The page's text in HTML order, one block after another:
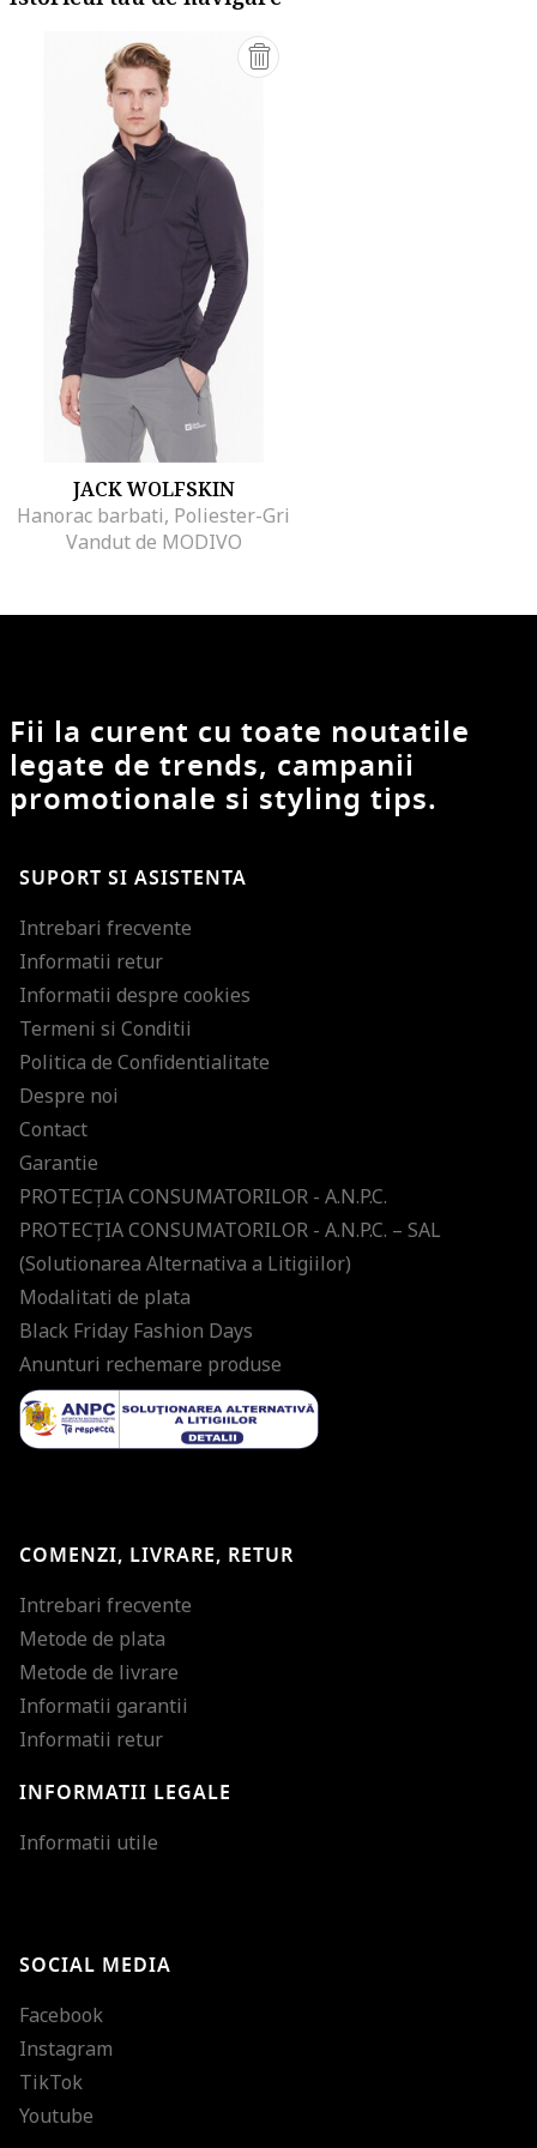
JACK WOLFSKIN
Hanorac barbati, Poliester-Gri
Vandut de MODIVO
Fii la curent cu toate noutatile
legate de trends, campanii
promotionale si styling tips.
SUPORT SI ASISTENTA
Intrebari frecvente
Informatii retur
Informatii despre cookies
Termeni si Conditii
Politica de Confidentialitate
Despre noi
Contact
Garantie
PROTECŢIA CONSUMATORILOR - A.N.P.C.
PROTECŢIA CONSUMATORILOR - A.N.P.C. – SAL
(Solutionarea Alternativa a Litigiilor)
Modalitati de plata
Black Friday Fashion Days
Anunturi rechemare produse
COMENZI, LIVRARE, RETUR
Intrebari frecvente
Metode de plata
Metode de livrare
Informatii garantii
Informatii retur
INFORMATII LEGALE
Informatii utile
SOCIAL MEDIA
Facebook
Instagram
TikTok
Youtube